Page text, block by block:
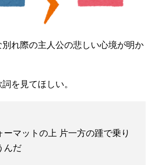
れ際の主人公の悲しい心境が明か
を見てほしい。
ーマットの上 片一方の踵で乗り
んだ